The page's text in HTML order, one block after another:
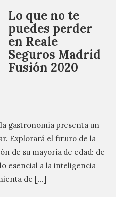
Lo que no te
puedes perder
en Reale
Seguros Madrid
Fusión 2020
gastronomía presenta un
Explorará el futuro de la
de su mayoría de edad: de
esencial a la inteligencia
de […]